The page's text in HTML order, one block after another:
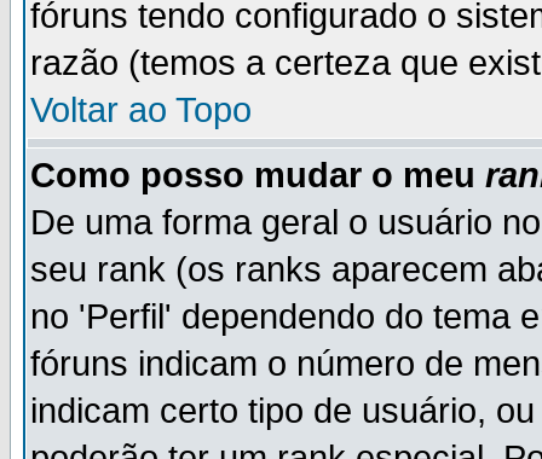
fóruns tendo configurado o
razão (temos a certeza que
Voltar ao Topo
Como posso mudar o meu
De uma forma geral o usuário
seu rank (os ranks aparecem
no 'Perfil' dependendo do tema
fóruns indicam o número de
indicam certo tipo de usuário,